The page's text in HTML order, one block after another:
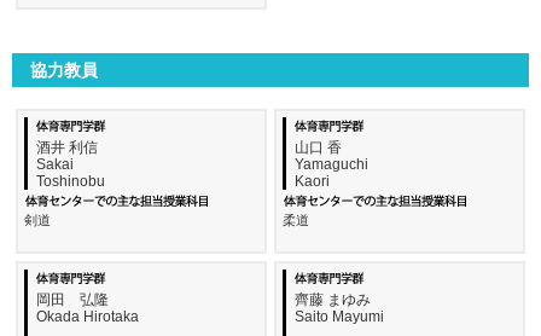
協力教員
酒井 利信
Sakai
Toshinobu
剣道
山口 香
Yamaguchi
Kaori
柔道
岡田 弘隆
Okada Hirotaka
齊藤 まゆみ
Saito Mayumi